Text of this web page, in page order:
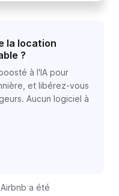
la location
?
à l'IA pour
et libérez-vous
Aucun logiciel à
a été